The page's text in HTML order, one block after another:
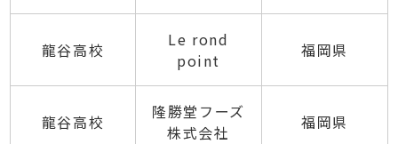
龍谷高校
Le rond
point
福岡県
龍谷高校
隆勝堂フーズ
株式会社
福岡県